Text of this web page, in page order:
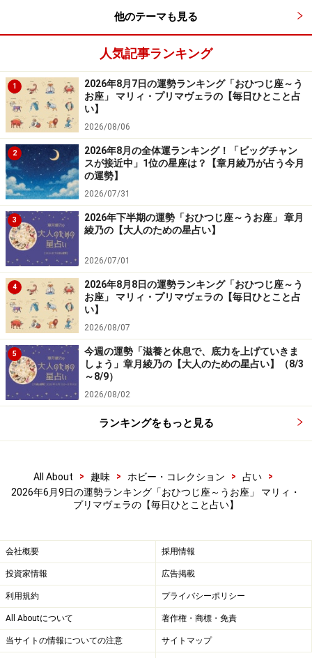
潔癖になり過ぎると周囲から敬遠されそう。アバウトで
OK。
＞【12星座別】今月の全体運1位の星座は？
6位：みずがめ座／水瓶座（1月20日～2月
18日生まれ）
自己主張は控えめに。わけもなく恨まれてしまうか
も……。
＞【12星座別】今月の全体運1位の星座は？
5位：やぎ座／山羊座（12月22日～1月19日
流れに身を任せてしまうこと。思わぬ幸運をゲットでき
そう。
＞【12星座別】今月の全体運1位の星座は？
他のテーマも見る
人気記事ランキング
1
2026年8月7日の運勢ランキング「おひつじ座～う
お座」 マリィ・プリマヴェラの【毎日ひとこと占
い】
2026/08/06
2
2026年8月の全体運ランキング！「ビッグチャン
スが接近中」1位の星座は？【章月綾乃が占う今月
の運勢】
2026/07/31
3
2026年下半期の運勢「おひつじ座～うお座」 章月
綾乃の【大人のための星占い】
2026/07/01
4
2026年8月8日の運勢ランキング「おひつじ座～う
お座」 マリィ・プリマヴェラの【毎日ひとこと占
い】
2026/08/07
5
今週の運勢「滋養と休息で、底力を上げていきま
しょう」章月綾乃の【大人のための星占い】（8/3
～8/9）
2026/08/02
ランキングをもっと見る
All About > 趣味 > ホビー・コレクション > 占い
>
2026年6月9日の運勢ランキング「おひつじ座～うお座」 マリィ・
プリマヴェラの【毎日ひとこと占い】
会社概要 採用情報
投資家情報 広告掲載
利用規約 プライバシーポリシー
All Aboutについて 著作権・商標・免責
当サイトの情報についての注意 サイトマップ